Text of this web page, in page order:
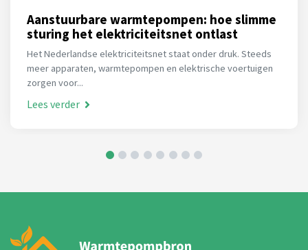
Aanstuurbare warmtepompen: hoe slimme
sturing het elektriciteitsnet ontlast
Het Nederlandse elektriciteitsnet staat onder druk. Steeds
meer apparaten, warmtepompen en elektrische voertuigen
zorgen voor...
Lees verder